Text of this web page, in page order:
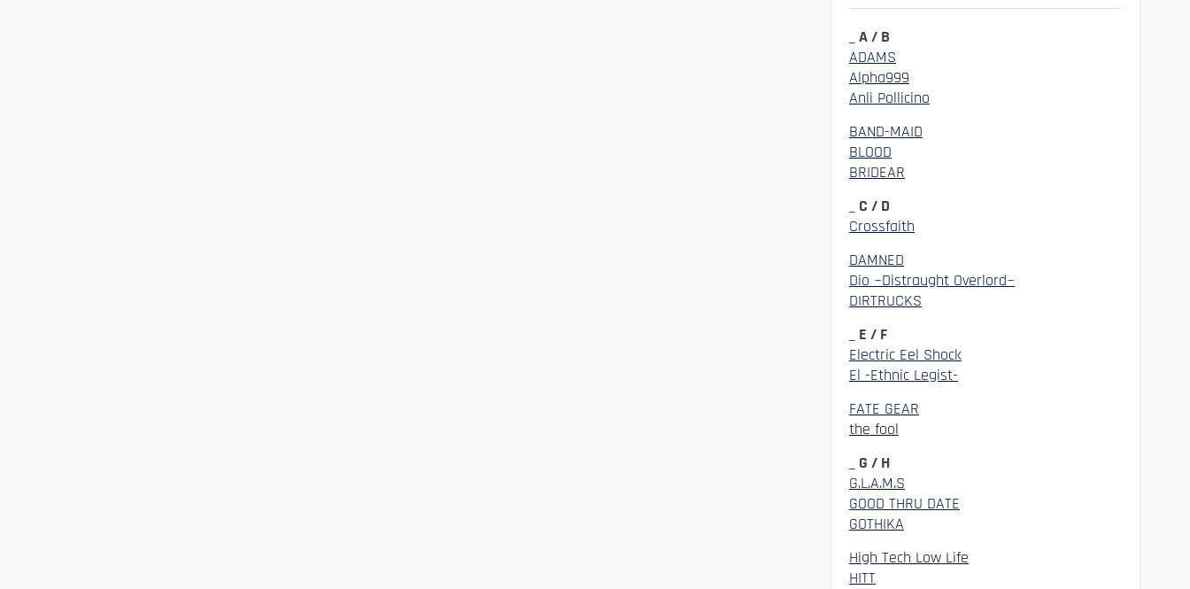
_ A / B
ADAMS
Alpha999
Anli Pollicino
BAND-MAID
BLOOD
BRIDEAR
_ C / D
Crossfaith
DAMNED
Dio ~Distraught Overlord~
DIRTRUCKS
_ E / F
Electric Eel Shock
El -Ethnic Legist-
FATE GEAR
the fool
_ G / H
G.L.A.M.S
GOOD THRU DATE
GOTHIKA
High Tech Low Life
HITT